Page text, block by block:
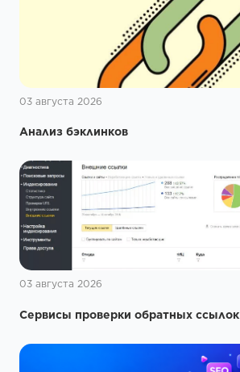
03 августа 2026
Анализ бэклинков
03 августа 2026
Сервисы проверки обратных ссылок